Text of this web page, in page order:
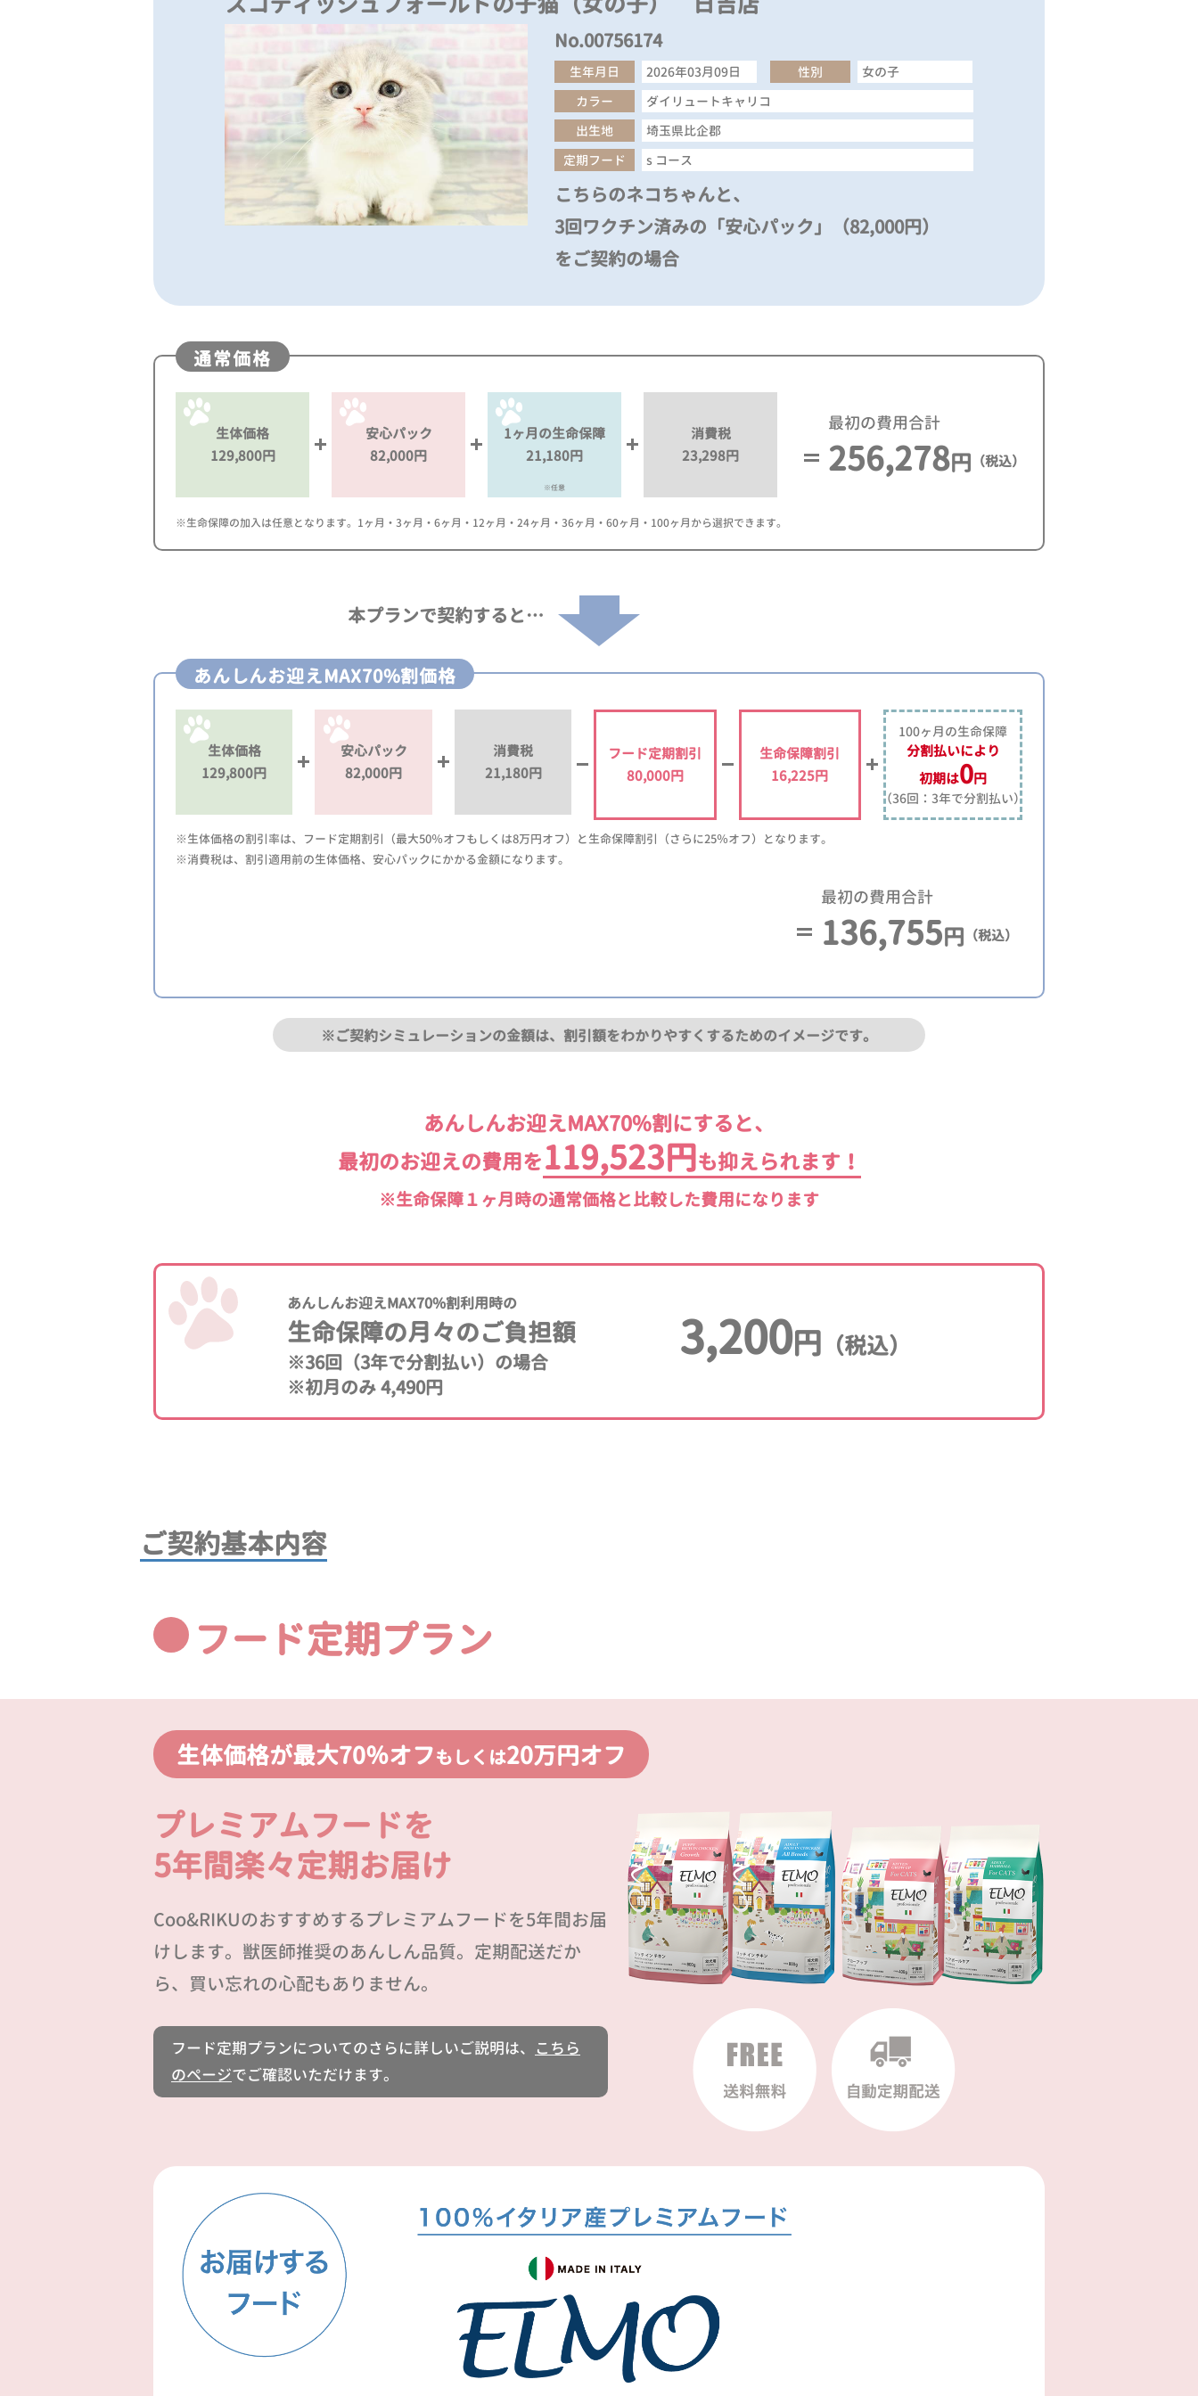
No.00756174
生年月日 2026年03月09日 性別
女の子
カラー
ダイリュートキャリコ
出生地
埼玉県比企郡
定期フード
s コース
こちらのネコちゃんと、
3回ワクチン済みの「安心パック」（82,000円）
をご契約の場合
通常価格
生体価格
129,800円
安心パック
82,000円
1ヶ月の生命保障
21,180円
※任意
消費税
23,298円
最初の費用合計
256,278円 （税込）
※生命保障の加入は任意となります。1ヶ月・3ヶ月・6ヶ月・12ヶ月・24ヶ月・36ヶ月・60ヶ月・100ヶ月から選択できます。
本プランで契約すると…
あんしんお迎えMAX70%割価格
生体価格
129,800円
安心パック
82,000円
消費税
21,180円
フード定期割引
80,000円
生命保障割引
16,225円
100ヶ月の生命保障
分割払いにより
初期は0円
（36回：3年で分割払い）
※生体価格の割引率は、フード定期割引（最大50％オフもしくは8万円オフ）と生命保障割引（さらに25％オフ）となります。
※消費税は、割引適用前の生体価格、安心パックにかかる金額になります。
最初の費用合計
136,755円 （税込）
※ご契約シミュレーションの金額は、割引額をわかりやすくするためのイメージです。
あんしんお迎えMAX70%割にすると、
最初のお迎えの費用を119,523円も抑えられます！
※生命保障１ヶ月時の通常価格と比較した費用になります
あんしんお迎えMAX70%割利用時の
生命保障の月々のご負担額
※36回（3年で分割払い）の場合
※初月のみ 4,490円
3,200円 （税込）
ご契約基本内容
フード定期プラン
生体価格が最大70％オフもしくは20万円オフ
プレミアムフードを
5年間楽々定期お届け
Coo&RIKUのおすすめするプレミアムフードを5年間お届
けします。獣医師推奨のあんしん品質。定期配送だか
ら、買い忘れの心配もありません。
フード定期プランについてのさらに詳しいご説明は、
こちら
のページでご確認いただけます。